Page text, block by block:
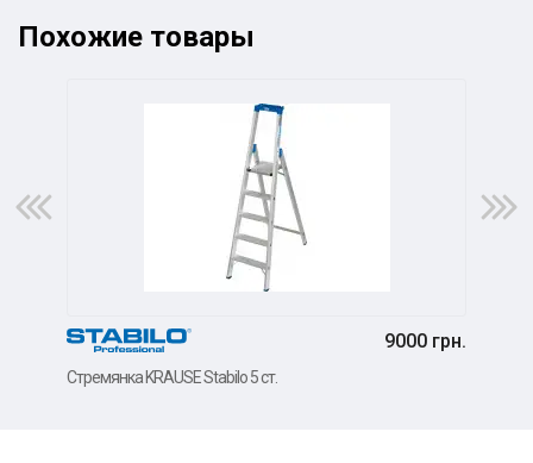
Похожие товары
9000 грн.
Стремянка KRAUSE Stabilo 5 ст.